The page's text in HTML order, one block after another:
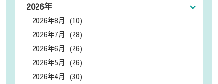
2026年
2026年8月 (10)
2026年7月 (28)
2026年6月 (26)
2026年5月 (26)
2026年4月 (30)